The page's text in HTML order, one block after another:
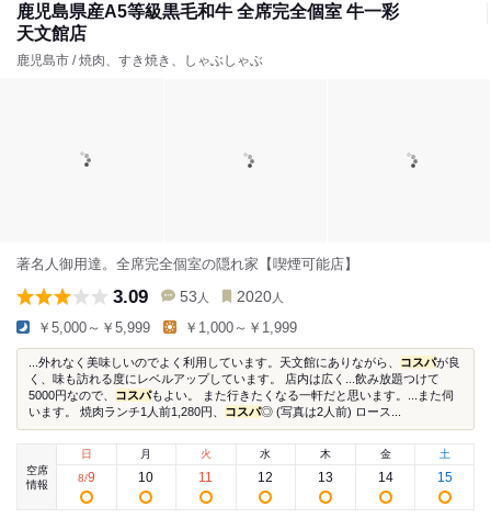
鹿児島県産A5等級黒毛和牛 全席完全個室 牛一彩
天文館店
鹿児島市 / 焼肉、すき焼き、しゃぶしゃぶ
著名人御用達。全席完全個室の隠れ家【喫煙可能店】
3.09 53 人 2020 人
￥5,000～￥5,999 ￥1,000～￥1,999
...外れなく美味しいのでよく利用しています。天文館にありながら、 コスパが良
く、味も訪れる度にレベルアップしています。 店内は広く...飲み放題つけて
5000円なので、 コスパもよい。 また行きたくなる一軒だと思います。...また伺
います。 焼肉ランチ1人前1,280円、 コスパ◎ (写真は2人前) ロース...
空席
情報
日
8/9
月
10
火
11
水
12
木
13
金
14
土
15